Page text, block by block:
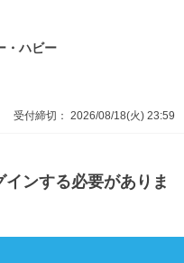
・ハビー
受付締切： 2026/08/18(火) 23:59
インする必要がありま